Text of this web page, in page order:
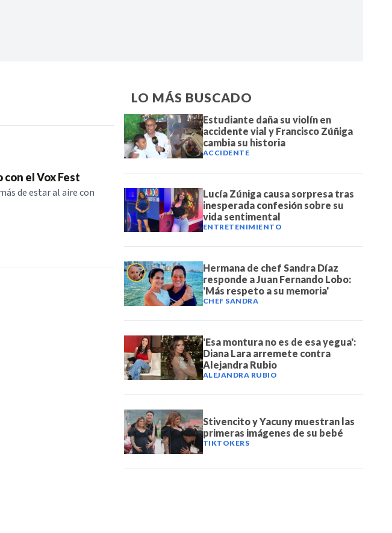
con el Vox Fest
de estar al aire con
LO MÁS BUSCADO
Estudiante daña su violín en
accidente vial y Francisco Zúñiga
cambia su historia
ACCIDENTE
Lucía Zúniga causa sorpresa tras
inesperada confesión sobre su
vida sentimental
ENTRETENIMIENTO
Hermana de chef Sandra Díaz
responde a Juan Fernando Lobo:
'Más respeto a su memoria'
CHEF SANDRA
'Esa montura no es de esa yegua':
Diana Lara arremete contra
Alejandra Rubio
ALEJANDRA RUBIO
Stivencito y Yacuny muestran las
primeras imágenes de su bebé
TIKTOKERS